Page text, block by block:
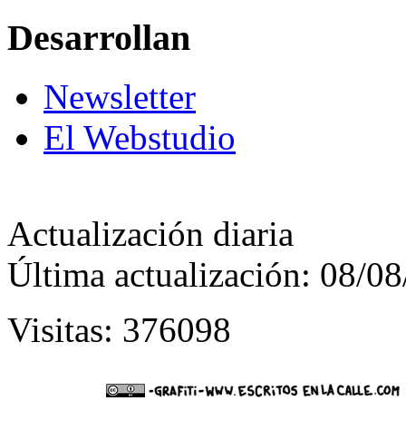
Desarrollan
Newsletter
El Webstudio
Actualización diaria
Última actualización: 08/
Visitas: 376098